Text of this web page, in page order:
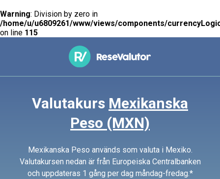
Warning: Division by zero in
/home/u/u6809261/www/views/components/
on line 115
Valutakurs Mexikanska
Peso (MXN)
Mexikanska Peso används som valuta i Mexiko.
Valutakursen nedan är från Europeiska Centralbanken
och uppdateras 1 gång per dag måndag-fredag.*